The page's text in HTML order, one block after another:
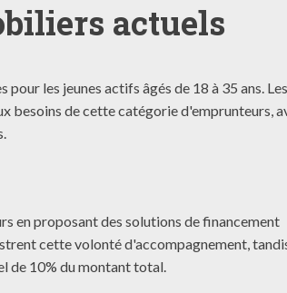
actuels
les jeunes actifs âgés de 18 à 35 ans. Les
besoins de cette catégorie d'emprunteurs,
en proposant des solutions de financement
cette volonté d'accompagnement,
de 10% du montant total.